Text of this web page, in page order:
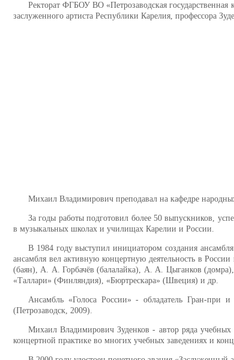
Ректорат ФГБОУ ВО «Петрозаводская
заслуженного артиста Республики Карелия, профессора
Михаил Владимирович преподавал на кафедре
За годы работы подготовил более 50 выпускников,
в музыкальных школах и училищах Карелии и России.
В 1984 году выступил инициатором создания
ансамбля вел активную концертную деятельность в
(баян), А. А. Горбачёв (балалайка), А. А. Цыганков
«Таллари» (Финляндия), «Бюртрескара» (Швеция) и др.
Ансамбль «Голоса России» - обладатель Гран-при
(Петрозаводск, 2009).
Михаил Владимирович Зуденков - автор ряда
концертной практике во многих учебных заведениях и